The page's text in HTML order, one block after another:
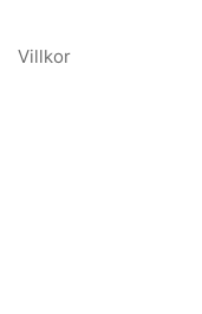
Villkor